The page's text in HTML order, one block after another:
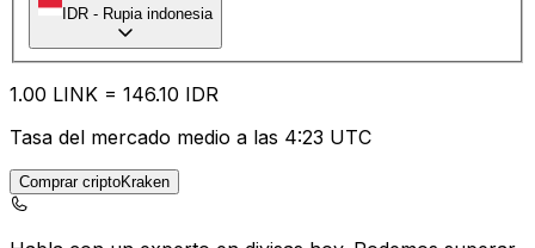
IDR - Rupia indonesia
1.00 LINK = 146.10 IDR
Tasa del mercado medio a las 4:23 UTC
Comprar criptoKraken